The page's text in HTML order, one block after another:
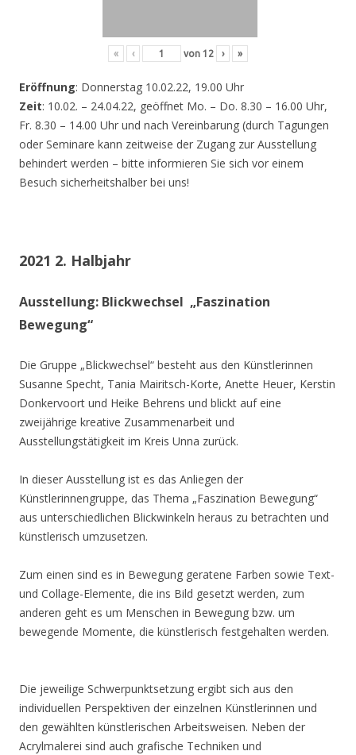
« ‹ von 12 › »
Eröffnung: Donnerstag 10.02.22, 19.00 Uhr
Zeit: 10.02. – 24.04.22, geöffnet Mo. – Do. 8.30 – 16.00 Uhr,
Fr. 8.30 – 14.00 Uhr und nach Vereinbarung (durch Tagungen
oder Seminare kann zeitweise der Zugang zur Ausstellung
behindert werden – bitte informieren Sie sich vor einem
Besuch sicherheitshalber bei uns!
2021 2. Halbjahr
Ausstellung: Blickwechsel „Faszination
Bewegung“
Die Gruppe „Blickwechsel“ besteht aus den Künstlerinnen
Susanne Specht, Tania Mairitsch-Korte, Anette Heuer, Kerstin
Donkervoort und Heike Behrens und blickt auf eine
zweijährige kreative Zusammenarbeit und
Ausstellungstätigkeit im Kreis Unna zurück.
In dieser Ausstellung ist es das Anliegen der
Künstlerinnengruppe, das Thema „Faszination Bewegung“
aus unterschiedlichen Blickwinkeln heraus zu betrachten und
künstlerisch umzusetzen.
Zum einen sind es in Bewegung geratene Farben sowie Text-
und Collage-Elemente, die ins Bild gesetzt werden, zum
anderen geht es um Menschen in Bewegung bzw. um
bewegende Momente, die künstlerisch festgehalten werden.
Die jeweilige Schwerpunktsetzung ergibt sich aus den
individuellen Perspektiven der einzelnen Künstlerinnen und
den gewählten künstlerischen Arbeitsweisen. Neben der
Acrylmalerei sind auch grafische Techniken und